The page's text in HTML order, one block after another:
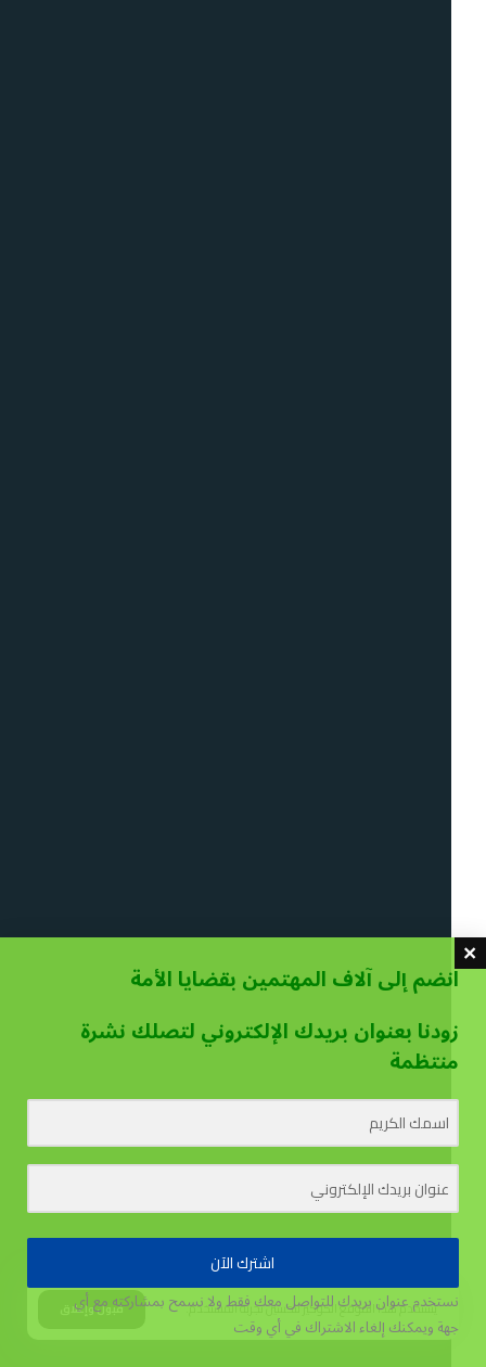
يستخدم هذا الموقع الكوكيز لتحسين تجربة المستخدم. قبول وإغلاق
انضم إلى آلاف المهتمين بقضايا الأمة
زودنا بعنوان بريدك الإلكتروني لتصلك نشرة
منتظمة
اشترك الآن
نستخدم عنوان بريدك للتواصل معك فقط ولا نسمح بمشاركته مع أي
جهةويمكنك إلغاء الاشتراك في أي وقت